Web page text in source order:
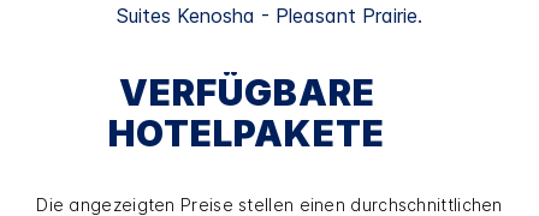
Suites Kenosha - Pleasant Prairie.
VERFÜGBARE
HOTELPAKETE
Die angezeigten Preise stellen einen durchschnittlichen